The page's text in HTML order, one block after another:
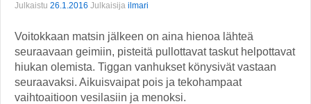
Julkaistu 26.1.2016 Julkaisija ilmari
Voitokkaan matsin jälkeen on aina hienoa lähteä
seuraavaan geimiin, pisteitä pullottavat taskut helpottavat
hiukan olemista. Tiggan vanhukset könysivät vastaan
seuraavaksi. Aikuisvaipat pois ja tekohampaat
vaihtoaitioon vesilasiin ja menoksi.